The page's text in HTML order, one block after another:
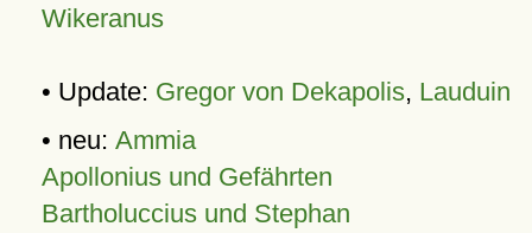
Wikeranus
• Update: Gregor von Dekapolis, Lauduin
• neu: Ammia
Apollonius und Gefährten
Bartholuccius und Stephan